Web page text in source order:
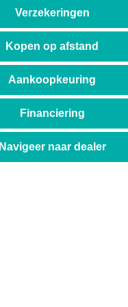
Verzekeringen
Kopen op afstand
Aankoopkeuring
Financiering
Navigeer naar dealer